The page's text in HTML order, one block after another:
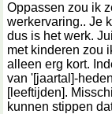
Oppassen zou ik
werkervaring.. Je
dus is het werk.
met kinderen zou
alleen erg kort.
van '[jaartal]-
[leeftijden].
kunnen stippen